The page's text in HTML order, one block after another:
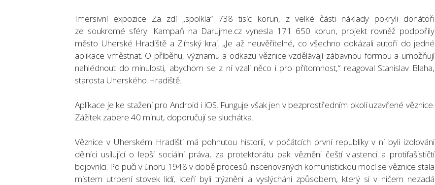
Imersivní expozice Za zdí „spolkla“ 738 tisíc korun, z velké části náklady pokryli donátoři
ze soukromé sféry. Kampaň na Darujme.cz vynesla 171 650 korun, projekt rovněž podpořily
město Uherské Hradiště a Zlínský kraj. „Je až neuvěřitelné, co všechno dokázali autoři do jedné
aplikace vměstnat. O příběhu, významu a odkazu věznice vzdělávají zábavnou formou a umožňují
nahlédnout do minulosti, abychom se z ní vzali něco i pro přítomnost,“ reagoval Stanislav Blaha,
starosta Uherského Hradiště.
Aplikace je ke stažení pro Android i iOS. Funguje však jen v bezprostředním okolí uzavřené věznice.
Zážitek zabere 40 minut, doporučují se sluchátka.
Věznice v Uherském Hradišti má pohnutou historii, v počátcích první republiky v ní byli izolováni
dělníci usilující o lepší sociální práva, za protektorátu pak vězněni čeští vlastenci a protifašističtí
bojovníci. Po puči v únoru 1948 v době procesů inscenovaných komunistickou mocí se věznice stala
místem utrpení stovek lidí, kteří byli trýzněni a vyslýcháni způsobem, který si v ničem nezadá